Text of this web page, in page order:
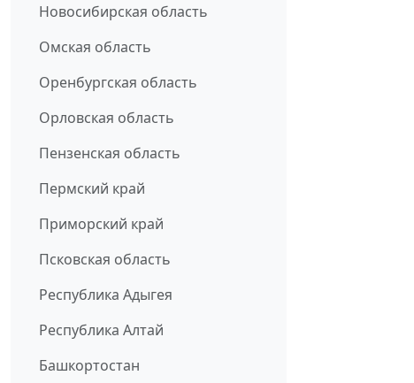
Новосибирская область
Омская область
Оренбургская область
Орловская область
Пензенская область
Пермский край
Приморский край
Псковская область
Республика Адыгея
Республика Алтай
Башкортостан